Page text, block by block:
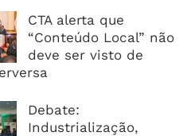
CTA alerta que
“Conteúdo Local” não
deve ser visto de
Debate:
Industrialização,
Crédito A Clientes